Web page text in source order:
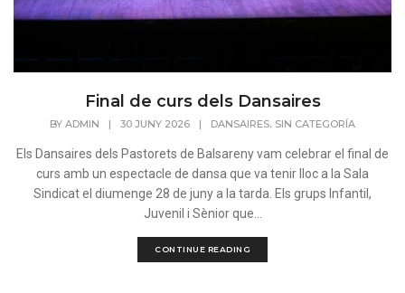
Final de curs dels Dansaires
BY ADMIN | 30 JUNY 2026 | DANSAIRES, SIN CATEGORÍA
Els Dansaires dels Pastorets de Balsareny vam celebrar el final de
curs amb un espectacle de dansa que va tenir lloc a la Sala
Sindicat el diumenge 28 de juny a la tarda. Els grups Infantil,
Juvenil i Sènior que...
CONTINUE READING